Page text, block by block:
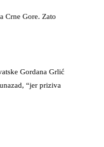
Crne Gore. Zato
Gordana Grlić
“jer priziva